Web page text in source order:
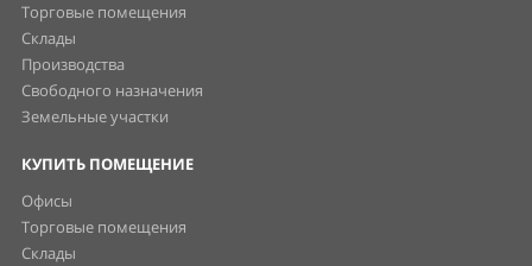
Торговые помещения
Склады
Производства
Свободного назначения
Земельные участки
КУПИТЬ ПОМЕЩЕНИЕ
Офисы
Торговые помещения
Склады